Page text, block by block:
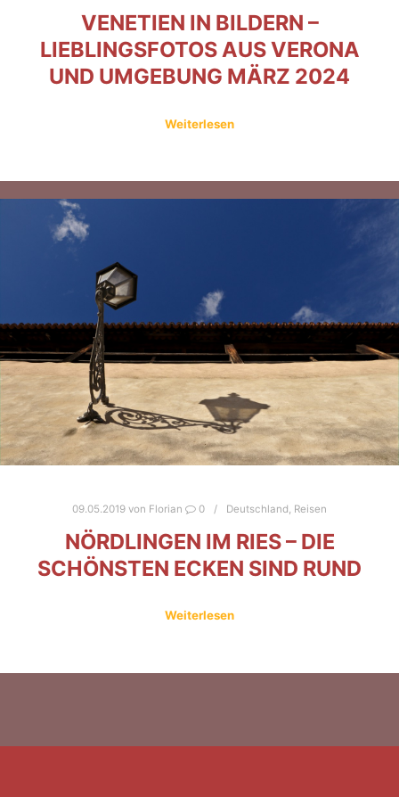
VENETIEN IN BILDERN –
LIEBLINGSFOTOS AUS VERONA
UND UMGEBUNG MÄRZ 2024
Weiterlesen
09.05.2019 von Florian 0 Deutschland, Reisen
NÖRDLINGEN IM RIES – DIE
SCHÖNSTEN ECKEN SIND RUND
Weiterlesen